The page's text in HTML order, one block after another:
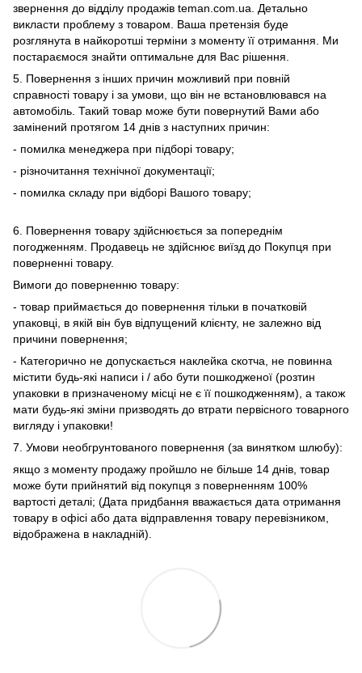
звернення до відділу продажів teman.com.ua. Детально
викласти проблему з товаром. Ваша претензія буде
розглянута в найкоротші терміни з моменту її отримання. Ми
постараємося знайти оптимальне для Вас рішення.
5. Повернення з інших причин можливий при повній
справності товару і за умови, що він не встановлювався на
автомобіль. Такий товар може бути повернутий Вами або
замінений протягом 14 днів з наступних причин:
- помилка менеджера при підборі товару;
- різночитання технічної документації;
- помилка складу при відборі Вашого товару;
6. Повернення товару здійснюється за попереднім
погодженням. Продавець не здійснює виїзд до Покупця при
поверненні товару.
Вимоги до поверненню товару:
- товар приймається до повернення тільки в початковій
упаковці, в якій він був відпущений клієнту, не залежно від
причини повернення;
- Категорично не допускається наклейка скотча, не повинна
містити будь-які написи і / або бути пошкодженої (розтин
упаковки в призначеному місці не є її пошкодженням), а також
мати будь-які зміни призводять до втрати первісного товарного
вигляду і упаковки!
7. Умови необгрунтованого повернення (за винятком шлюбу):
якщо з моменту продажу пройшло не більше 14 днів, товар
може бути прийнятий від покупця з поверненням 100%
вартості деталі; (Дата придбання вважається дата отримання
товару в офісі або дата відправлення товару перевізником,
відображена в накладній).